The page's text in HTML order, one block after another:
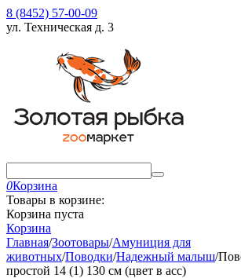
8 (8452) 57-00-09
ул. Техническая д. 3
0Корзина
Товары в корзине:
Корзина пуста
Корзина
Главная/Зоотовары/Амуниция для
животных/Поводки/Надежный малыш/
простой 14 (1) 130 см (цвет в асс)